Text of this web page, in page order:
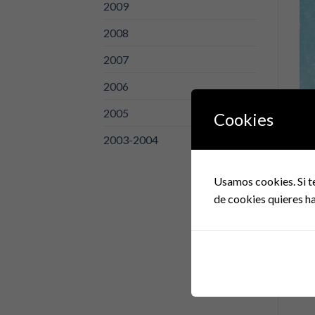
2009
2008
2007
2006
2005
2003-2004
El
Cookies
Usamos cookies. Si
de cookies quieres